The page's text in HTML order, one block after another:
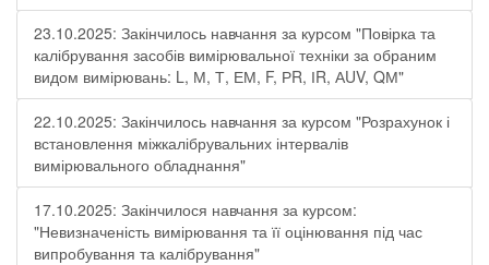
23.10.2025: Закінчилось навчання за курсом "Повірка та
калібрування засобів вимірювальної техніки за обраним
видом вимірювань: L, М, Т, ЕМ, F, РR, ІR, АUV, QМ"
22.10.2025: Закінчилось навчання за курсом "Розрахунок і
встановлення міжкалібрувальних інтервалів
вимірювального обладнання"
17.10.2025: Закінчилося навчання за курсом:
"Невизначеність вимірювання та її оцінювання під час
випробування та калібрування"